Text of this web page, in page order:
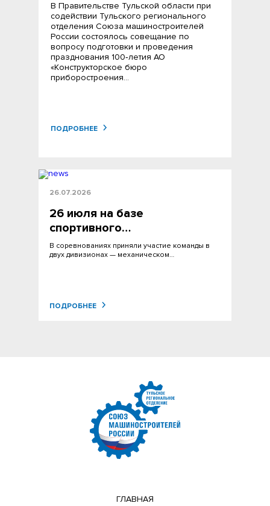
В Правительстве Тульской области при
содействии Тульского регионального
отделения Союза машиностроителей
России состоялось совещание по
вопросу подготовки и проведения
празднования 100‑летия АО
«Конструкторское бюро
приборостроения…
ПОДРОБНЕЕ
26.07.2026
26 июля на базе
спортивного…
В соревнованиях приняли участие команды в
двух дивизионах — механическом…
ПОДРОБНЕЕ
ГЛАВНАЯ